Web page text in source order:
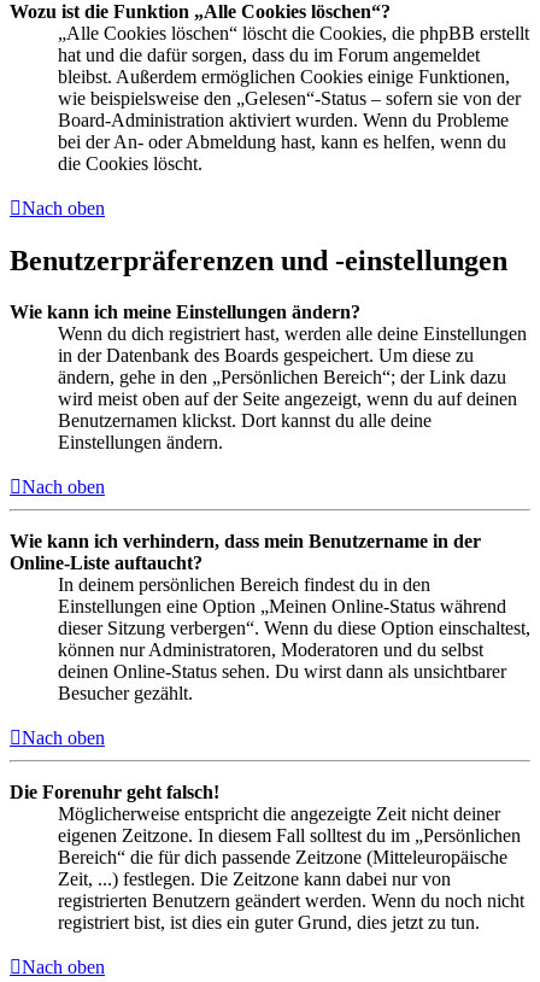
Wozu ist die Funktion „Alle Cookies löschen“?
„Alle Cookies löschen“ löscht die Cookies, die phpBB erstellt
hat und die dafür sorgen, dass du im Forum angemeldet
bleibst. Außerdem ermöglichen Cookies einige Funktionen,
wie beispielsweise den „Gelesen“-Status – sofern sie von der
Board-Administration aktiviert wurden. Wenn du Probleme
bei der An- oder Abmeldung hast, kann es helfen, wenn du
die Cookies löscht.
Nach oben
Benutzerpräferenzen und -einstellungen
Wie kann ich meine Einstellungen ändern?
Wenn du dich registriert hast, werden alle deine Einstellungen
in der Datenbank des Boards gespeichert. Um diese zu
ändern, gehe in den „Persönlichen Bereich“; der Link dazu
wird meist oben auf der Seite angezeigt, wenn du auf deinen
Benutzernamen klickst. Dort kannst du alle deine
Einstellungen ändern.
Nach oben
Wie kann ich verhindern, dass mein Benutzername in der
Online-Liste auftaucht?
In deinem persönlichen Bereich findest du in den
Einstellungen eine Option „Meinen Online-Status während
dieser Sitzung verbergen“. Wenn du diese Option einschaltest,
können nur Administratoren, Moderatoren und du selbst
deinen Online-Status sehen. Du wirst dann als unsichtbarer
Besucher gezählt.
Nach oben
Die Forenuhr geht falsch!
Möglicherweise entspricht die angezeigte Zeit nicht deiner
eigenen Zeitzone. In diesem Fall solltest du im „Persönlichen
Bereich“ die für dich passende Zeitzone (Mitteleuropäische
Zeit, ...) festlegen. Die Zeitzone kann dabei nur von
registrierten Benutzern geändert werden. Wenn du noch nicht
registriert bist, ist dies ein guter Grund, dies jetzt zu tun.
Nach oben